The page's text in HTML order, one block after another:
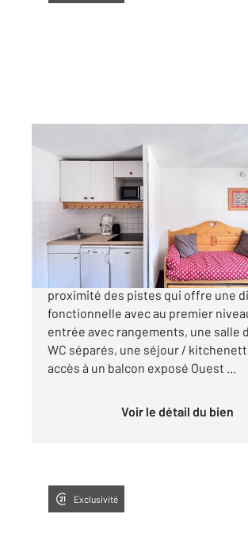
41,84 m2, 3 pièces
Appartement Duplex à
190 000 €
Découvrez ce duplex dans une
proximité des pistes qui offre une
fonctionnelle avec au premier
entrée avec rangements, une salle
WC séparés, une séjour /
accès à un balcon exposé Ouest ...
Voir le détail du bien
Exclusivité